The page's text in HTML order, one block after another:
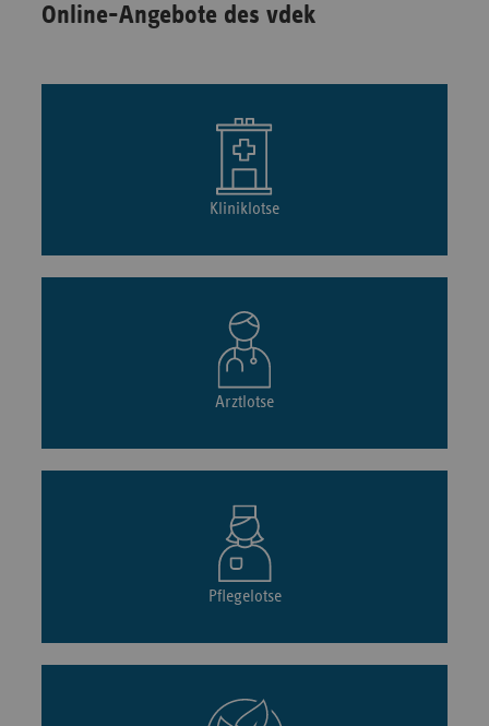
Online-Angebote des vdek
Kliniklotse
Arztlotse
Pflegelotse